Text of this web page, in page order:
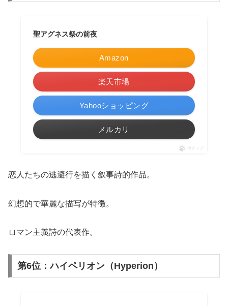
聖アグネス祭の前夜
Amazon
楽天市場
Yahooショッピング
メルカリ
ポチップ
恋人たちの逃避行を描く叙事詩的作品。
幻想的で華麗な描写が特徴。
ロマン主義詩の代表作。
第6位：ハイペリオン（Hyperion）